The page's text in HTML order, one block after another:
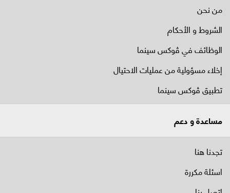
من نحن
الشروط و الأحكام
الوظائف في ﭬوكس سينما
إخلاء مسؤولية من عمليات الاحتيال
تطبيق ڤوكس سينما
مساعدة و دعم
تجدنا هنا
اسئلة مكررة